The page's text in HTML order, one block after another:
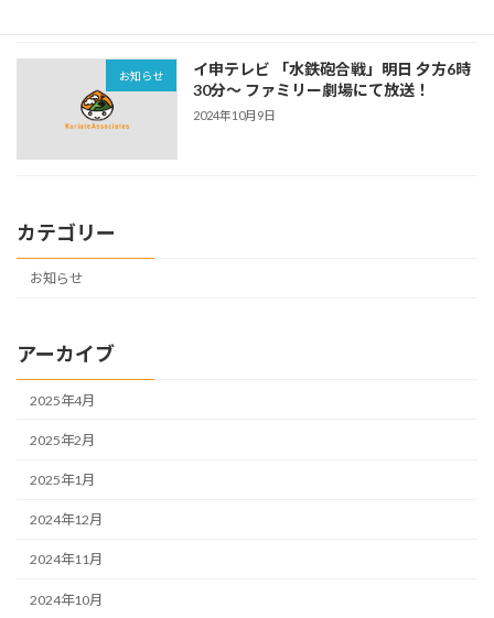
お知らせ
イ申テレビ 「水鉄砲合戦」明日 夕方6時
30分〜 ファミリー劇場にて放送！
2024年10月9日
カテゴリー
お知らせ
アーカイブ
2025年4月
2025年2月
2025年1月
2024年12月
2024年11月
2024年10月